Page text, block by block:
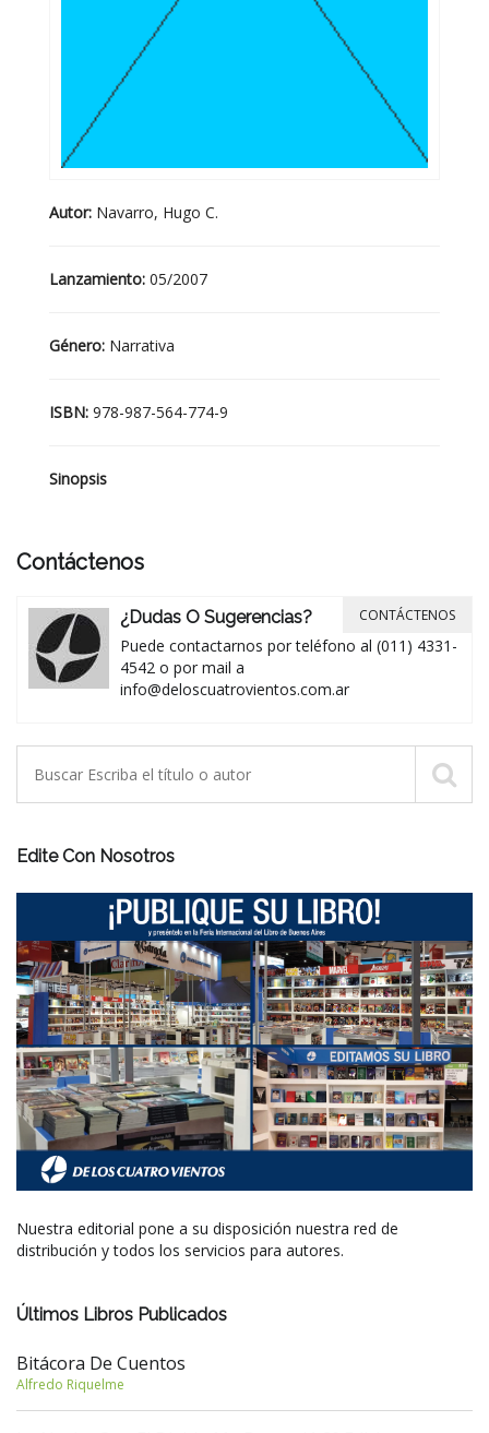
Autor: Navarro, Hugo C.
Lanzamiento: 05/2007
Género: Narrativa
ISBN: 978-987-564-774-9
Sinopsis
Contáctenos
¿Dudas O Sugerencias?
Puede contactarnos por teléfono al (011) 4331-
4542 o por mail a
info@deloscuatrovientos.com.ar
CONTÁCTENOS
Edite Con Nosotros
Nuestra editorial pone a su disposición nuestra red de
distribución y todos los servicios para autores.
Últimos Libros Publicados
Bitácora De Cuentos
Alfredo Riquelme